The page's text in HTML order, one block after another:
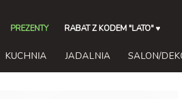
PREZENTY RABAT Z KODEM "LATO"♥
KUCHNIA JADALNIA SALON/